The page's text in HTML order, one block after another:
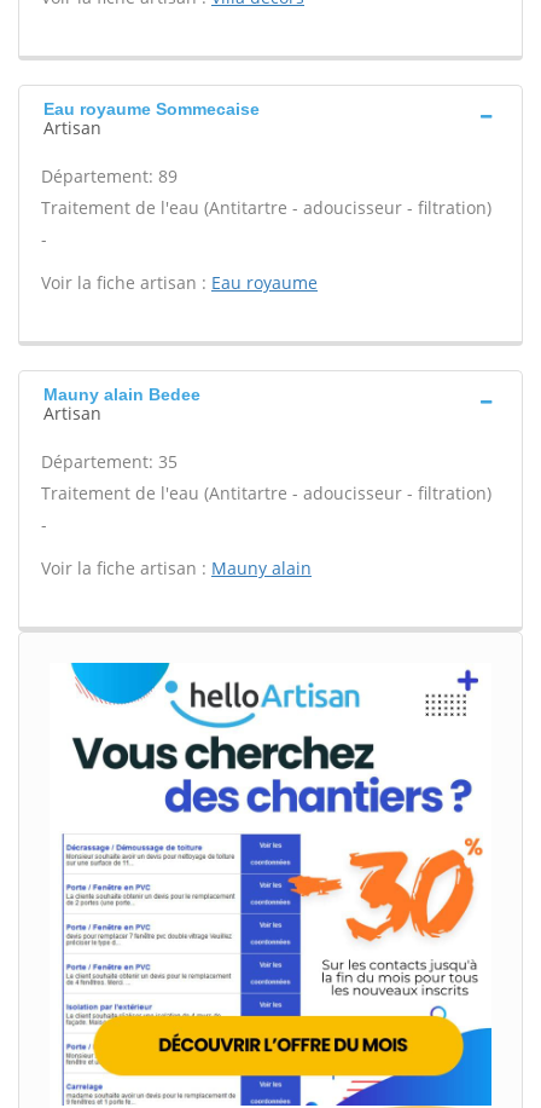
Eau royaume Sommecaise
Artisan
Département: 89
Traitement de l'eau (Antitartre - adoucisseur - filtration)
-
Voir la fiche artisan : Eau royaume
Mauny alain Bedee
Artisan
Département: 35
Traitement de l'eau (Antitartre - adoucisseur - filtration)
-
Voir la fiche artisan : Mauny alain